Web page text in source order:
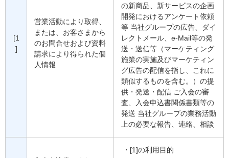
[1
]
営業活動により取得、
または、お客さまから
のお問合せおよび資料
請求により得られた個
人情報
の新商品、新サービスの企画
開発におけるアンケート依頼
等 当社グループの広告、ダイ
レクトメール、e-Mail等の発
送・送信等（マーケティング
施策の実施及びマーケティン
グ広告の配信を指し、これに
類似するものを含む。）の提
供・発送・配信 ご入会の審
査、入会申込書関係書類等の
発送 当社グループの業務活動
上の必要な報告、連絡、相談
[1]の利用目的